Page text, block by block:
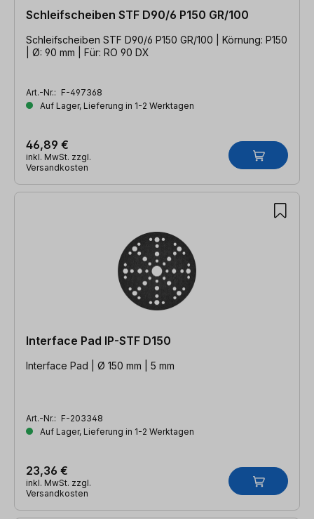
Schleifscheiben STF D90/6 P150 GR/100
Schleifscheiben STF D90/6 P150 GR/100 | Körnung: P150
| Ø: 90 mm | Für: RO 90 DX
Art.-Nr.: F-497368
Auf Lager, Lieferung in 1-2 Werktagen
46,89 €
inkl. MwSt. zzgl.
Versandkosten
Interface Pad IP-STF D150
Interface Pad | Ø 150 mm | 5 mm
Art.-Nr.: F-203348
Auf Lager, Lieferung in 1-2 Werktagen
23,36 €
inkl. MwSt. zzgl.
Versandkosten